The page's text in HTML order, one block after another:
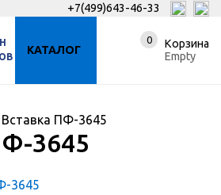
+7(499)643-46-33
КАТАЛОГ
0
Корзина
Empty
Вставка ПФ-3645
3645